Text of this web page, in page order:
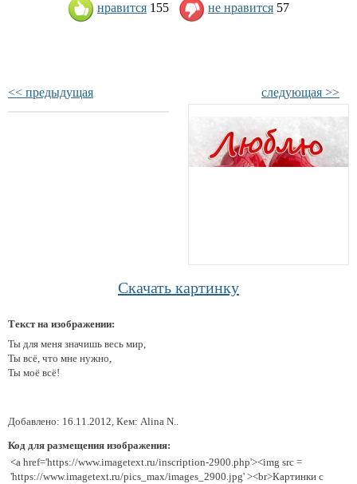
нравится 155 не нравится 57
<< предыдущая следующая >>
Скачать картинку
Текст на изображении:
Ты для меня значишь весь мир,
Ты всё, что мне нужно,
Ты моё всё!
Добавлено: 16.11.2012, Кем: Alina N..
Код для размещения изображения:
<a href='https://www.imagetext.ru/inscription-2900.php'><img src =
'https://www.imagetext.ru/pics_max/images_2900.jpg' ><br>Картинки с